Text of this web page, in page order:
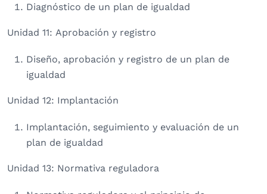
Diagnóstico de un plan de igualdad
Unidad 11: Aprobación y registro
Diseño, aprobación y registro de un plan de
igualdad
Unidad 12: Implantación
Implantación, seguimiento y evaluación de un
plan de igualdad
Unidad 13: Normativa reguladora